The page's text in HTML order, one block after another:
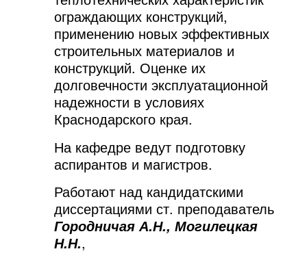
ограждающих конструкций,
применению новых эффективных
строительных материалов и
конструкций. Оценке их
долговечности эксплуатационной
надежности в условиях
Краснодарского края.
На кафедре ведут подготовку
аспирантов и магистров.
Работают над кандидатскими
диссертациями ст. преподаватель
Городничая А.Н., Могилецкая
Н.Н.,